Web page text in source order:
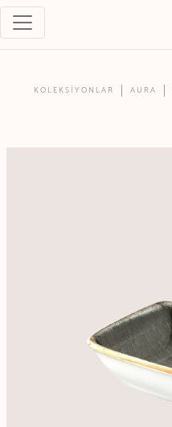
KOLEKSİYONLAR AURA